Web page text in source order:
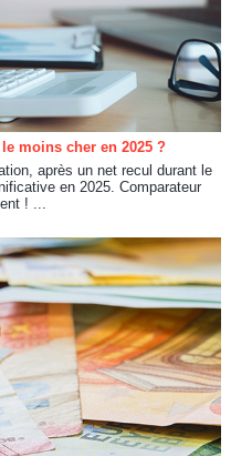
moins cher en 2025 ?
après un net recul durant le
en 2025. Comparateur
! ...